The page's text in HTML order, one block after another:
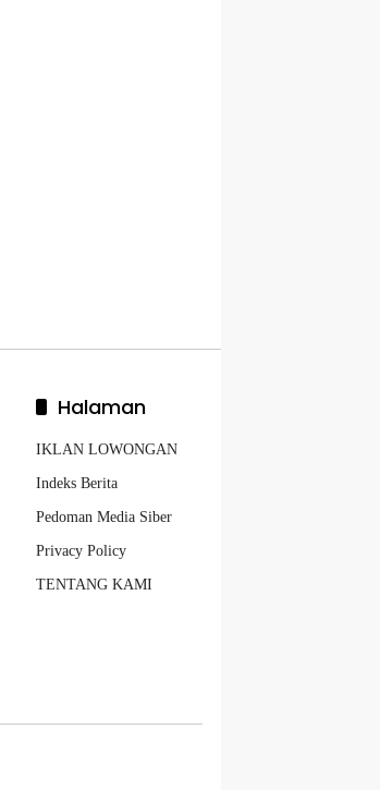
Halaman
IKLAN LOWONGAN
Indeks Berita
Pedoman Media Siber
Privacy Policy
TENTANG KAMI